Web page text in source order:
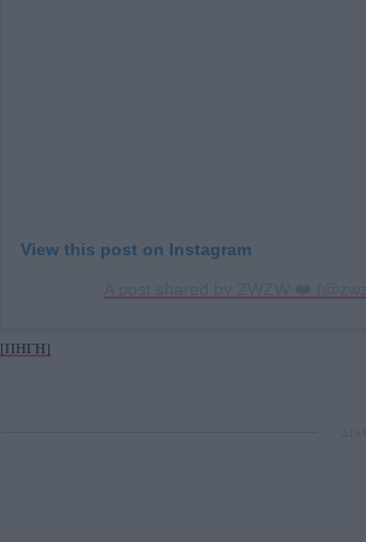
View this post on Instagram
[ΠΗΓΗ]